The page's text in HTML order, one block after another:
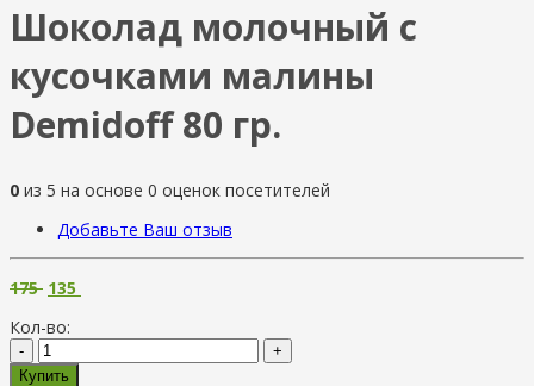
Шоколад молочный с
кусочками малины
Demidoff 80 гр.
0 из 5 на основе 0 оценок посетителей
Добавьте Ваш отзыв
175 135
Кол-во:
-
+
Купить